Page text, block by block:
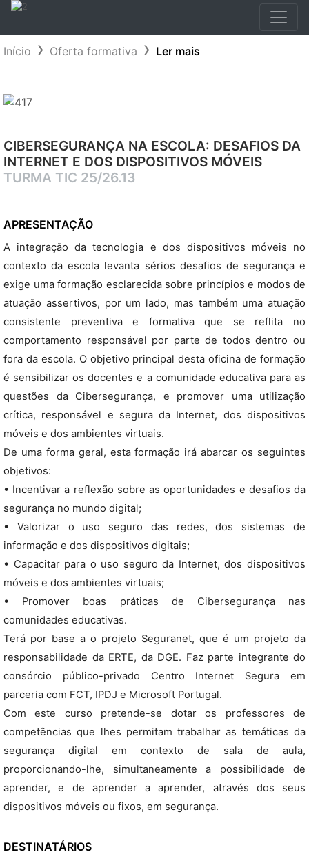
Início Oferta formativa Ler mais
CIBERSEGURANÇA NA ESCOLA: DESAFIOS DA
INTERNET E DOS DISPOSITIVOS MÓVEIS
TURMA TIC 25/26.13
APRESENTAÇÃO
A integração da tecnologia e dos dispositivos móveis no
contexto da escola levanta sérios desafios de segurança e
exige uma formação esclarecida sobre princípios e modos de
atuação assertivos, por um lado, mas também uma atuação
consistente preventiva e formativa que se reflita no
comportamento responsável por parte de todos dentro ou
fora da escola. O objetivo principal desta oficina de formação
é sensibilizar os docentes e a comunidade educativa para as
questões da Cibersegurança, e promover uma utilização
crítica, responsável e segura da Internet, dos dispositivos
móveis e dos ambientes virtuais.
De uma forma geral, esta formação irá abarcar os seguintes
objetivos:
• Incentivar a reflexão sobre as oportunidades e desafios da
segurança no mundo digital;
• Valorizar o uso seguro das redes, dos sistemas de
informação e dos dispositivos digitais;
• Capacitar para o uso seguro da Internet, dos dispositivos
móveis e dos ambientes virtuais;
• Promover boas práticas de Cibersegurança nas
comunidades educativas.
Terá por base a o projeto Seguranet, que é um projeto da
responsabilidade da ERTE, da DGE. Faz parte integrante do
consórcio público-privado Centro Internet Segura em
parceria com FCT, IPDJ e Microsoft Portugal.
Com este curso pretende-se dotar os professores de
competências que lhes permitam trabalhar as temáticas da
segurança digital em contexto de sala de aula,
proporcionando-lhe, simultaneamente a possibilidade de
aprender, e de aprender a aprender, através dos seus
dispositivos móveis ou fixos, em segurança.
DESTINATÁRIOS